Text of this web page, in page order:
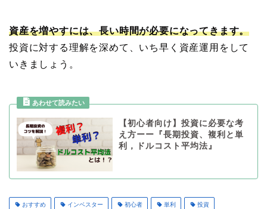
資産を増やすには、長い時間が必要になってきます。
投資に対する理解を深めて、いち早く資産運用をして
いきましょう。
【初心者向け】投資に必要な考
え方ーー『長期投資、複利と単
利，ドルコスト平均法』
おすすめ インベスター 初心者 単利 投資